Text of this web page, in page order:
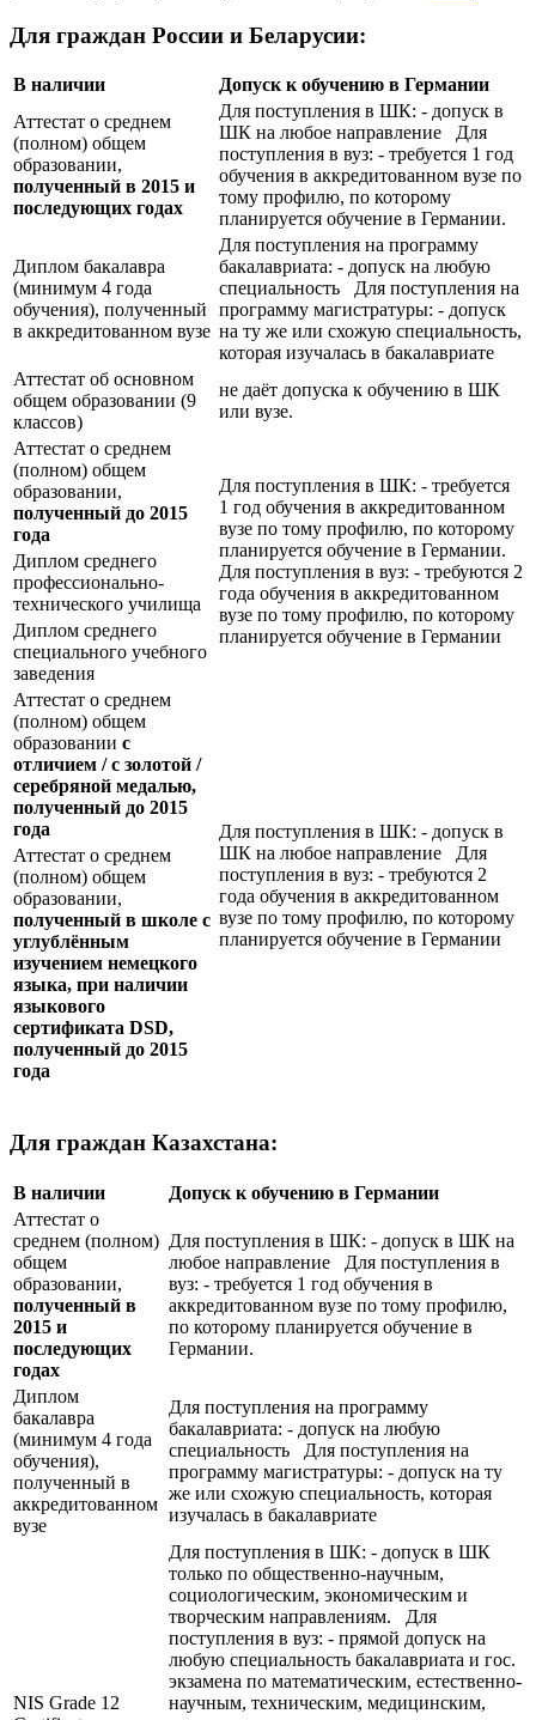
Для граждан России и Беларусии:
В наличии
Допуск к обучению в Германии
Аттестат о среднем
(полном) общем
образовании,
полученный в 2015 и
последующих годах
Для поступления в ШК: - допуск в
ШК на любое направление Для
поступления в вуз: - требуется 1 год
обучения в аккредитованном вузе по
тому профилю, по которому
планируется обучение в Германии.
Диплом бакалавра
(минимум 4 года
обучения), полученный
в аккредитованном вузе
Для поступления на программу
бакалавриата: - допуск на любую
специальность Для поступления на
программу магистратуры: - допуск
на ту же или схожую специальность,
которая изучалась в бакалавриате
Аттестат об основном
общем образовании (9
классов)
не даёт допуска к обучению в ШК
или вузе.
Аттестат о среднем
(полном) общем
образовании,
полученный до 2015
года
Для поступления в ШК: - требуется
1 год обучения в аккредитованном
вузе по тому профилю, по которому
планируется обучение в Германии.
Для поступления в вуз: - требуются 2
года обучения в аккредитованном
вузе по тому профилю, по которому
планируется обучение в Германии
Диплом среднего
профессионально-
технического училища
Диплом среднего
специального учебного
заведения
Аттестат о среднем
(полном) общем
образовании с
отличием / с золотой /
серебряной медалью,
полученный до 2015
года
Для поступления в ШК: - допуск в
ШК на любое направление Для
поступления в вуз: - требуются 2
года обучения в аккредитованном
вузе по тому профилю, по которому
планируется обучение в Германии
Аттестат о среднем
(полном) общем
образовании,
полученный в школе с
углублённым
изучением немецкого
языка, при наличии
языкового
сертификата DSD,
полученный до 2015
года
Для граждан Казахстана:
В наличии
Допуск к обучению в Германии
Аттестат о
среднем (полном)
общем
образовании,
полученный в
2015 и
последующих
годах
Для поступления в ШК: - допуск в ШК на
любое направление Для поступления в
вуз: - требуется 1 год обучения в
аккредитованном вузе по тому профилю,
по которому планируется обучение в
Германии.
Диплом
бакалавра
(минимум 4 года
обучения),
полученный в
аккредитованном
вузе
Для поступления на программу
бакалавриата: - допуск на любую
специальность Для поступления на
программу магистратуры: - допуск на ту
же или схожую специальность, которая
изучалась в бакалавриате
NIS Grade 12
Для поступления в ШК: - допуск в ШК
только по общественно-научным,
социологическим, экономическим и
творческим направлениям. Для
поступления в вуз: - прямой допуск на
любую специальность бакалавриата и гос.
экзамена по математическим, естественно-
научным, техническим, медицинским,